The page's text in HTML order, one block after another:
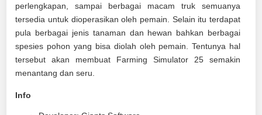
perlengkapan, sampai berbagai macam truk semuanya
tersedia untuk dioperasikan oleh pemain. Selain itu terdapat
pula berbagai jenis tanaman dan hewan bahkan berbagai
spesies pohon yang bisa diolah oleh pemain. Tentunya hal
tersebut akan membuat Farming Simulator 25 semakin
menantang dan seru.
Info